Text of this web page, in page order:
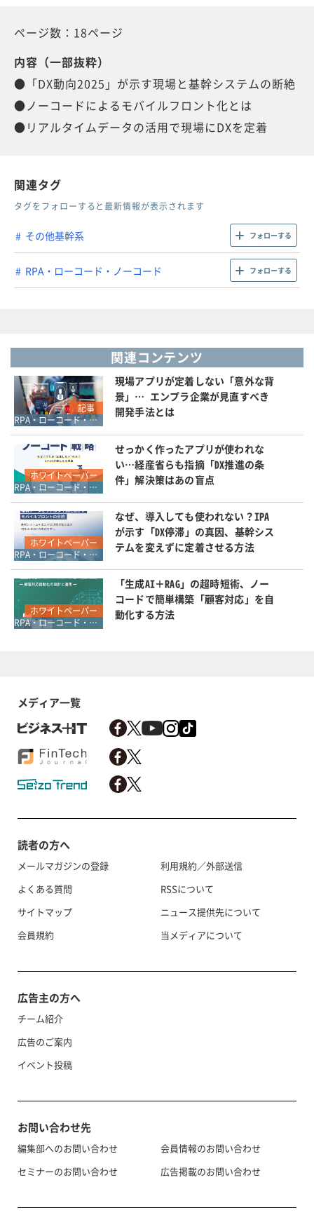
ページ数：18ページ
内容（一部抜粋）
●「DX動向2025」が示す現場と基幹システムの断絶
●ノーコードによるモバイルフロント化とは
●リアルタイムデータの活用で現場にDXを定着
関連タグ
タグをフォローすると最新情報が表示されます
その他基幹系 フォローする
RPA・ローコード・ノーコード フォローする
関連コンテンツ
記事
RPA・ローコード・ノーコード
現場アプリが定着しない「意外な背
景」… エンプラ企業が見直すべき
開発手法とは
ホワイトペーパー
RPA・ローコード・ノーコード
せっかく作ったアプリが使われな
い…経産省らも指摘「DX推進の条
件」解決策はあの盲点
ホワイトペーパー
RPA・ローコード・ノーコード
なぜ、導入しても使われない？IPA
が示す「DX停滞」の真因、基幹シス
テムを変えずに定着させる方法
ホワイトペーパー
RPA・ローコード・ノーコード
「生成AI＋RAG」の超時短術、ノー
コードで簡単構築「顧客対応」を自
動化する方法
メディア一覧
読者の方へ
メールマガジンの登録
よくある質問
サイトマップ
会員規約
利用規約／外部送信
RSSについて
ニュース提供先について
当メディアについて
広告主の方へ
チーム紹介
広告のご案内
イベント投稿
お問い合わせ先
編集部へのお問い合わせ
セミナーのお問い合わせ
会員情報のお問い合わせ
広告掲載のお問い合わせ